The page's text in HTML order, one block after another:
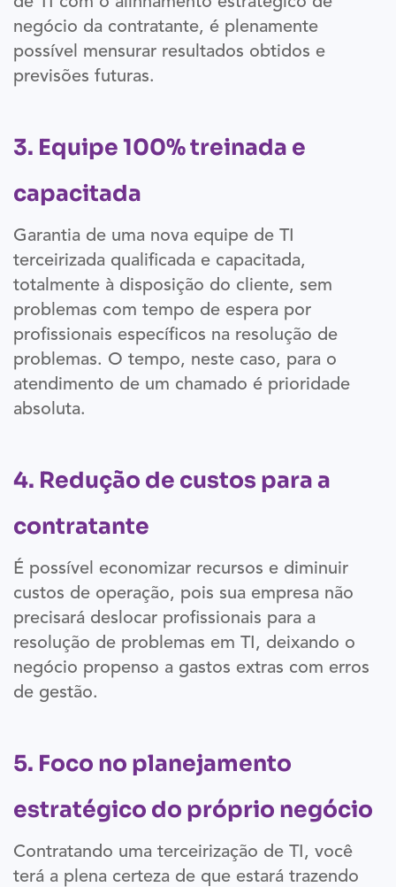
negócio da contratante, é plenamente
possível mensurar resultados obtidos e
previsões futuras.
3. Equipe 100% treinada e
capacitada
Garantia de uma nova equipe de TI
terceirizada qualificada e capacitada,
totalmente à disposição do cliente, sem
problemas com tempo de espera por
profissionais específicos na resolução de
problemas. O tempo, neste caso, para o
atendimento de um chamado é prioridade
absoluta.
4. Redução de custos para a
contratante
É possível economizar recursos e diminuir
custos de operação, pois sua empresa não
precisará deslocar profissionais para a
resolução de problemas em TI, deixando o
negócio propenso a gastos extras com erros
de gestão.
5. Foco no planejamento
estratégico do próprio negócio
Contratando uma terceirização de TI, você
terá a plena certeza de que estará trazendo